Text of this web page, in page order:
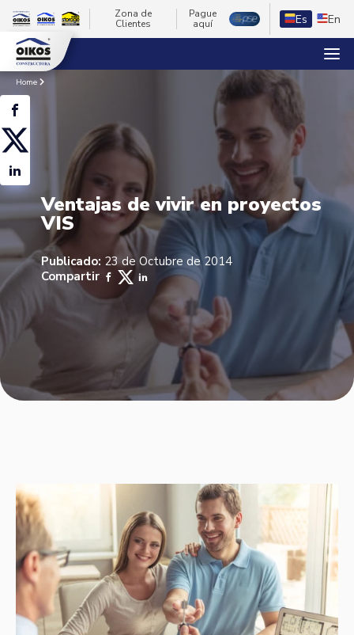
Zona de
Clientes
Pague
aquí
Es En
Home
Ventajas de vivir en proyectos
VIS
Publicado: 23 de Octubre de 2014
Compartir